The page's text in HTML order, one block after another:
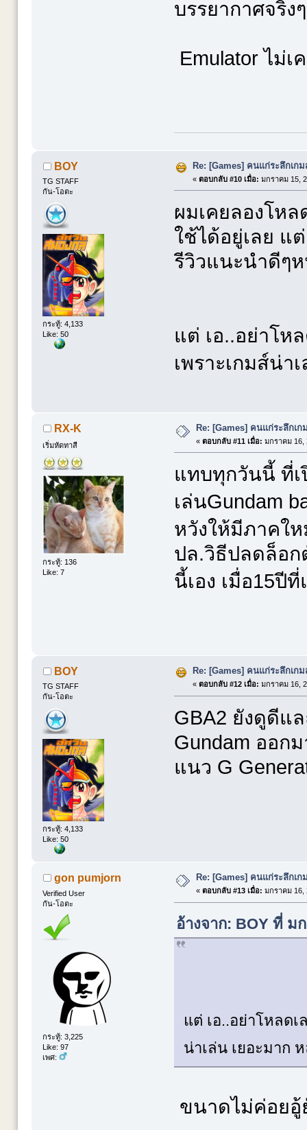
บรรยากาศจริง
Emulator ไม่เ
BOY
TG STAFF
กัน-โอตะ
กระทู้: 4,133
Like: 50
Re: [Games] คนแก่ระลึกเกม
« ตอบกลับ #10 เมื่อ: มกราคม 15,
ผมเคยลองโหล
ใช้ได้อยู่เลย แ
รีวิวแนะนำดีๆ
แต่ เอ..อย่าโห
เพราะเกมส์น่า
RX-K
เริ่มหัดทาสี
กระทู้: 136
Like: 7
Re: [Games] คนแก่ระลึกเก
« ตอบกลับ #11 เมื่อ: มกราคม 16,
แทบทุกวันนี้ ที่เ
เล่นGundam
หวังให้มีภาคใ
ปล.วิธีปลดล็อก
นี้เอง เมื่อ15ปี
BOY
TG STAFF
กัน-โอตะ
กระทู้: 4,133
Like: 50
Re: [Games] คนแก่ระลึกเกม
« ตอบกลับ #12 เมื่อ: มกราคม 16,
GBA2 ยังดูดีแ
Gundam ออก
แนว G
gon pumjorn
Verified User
กัน-โอตะ
กระทู้: 3,225
Like: 97
เพศ:
Re: [Games] คนแก่ระลึกเก
« ตอบกลับ #13 เมื่อ: มกราคม 16,
อ้างจาก: BOY ที่ ม
แต่ เอ..อย่าโหลด
น่าเล่น เยอะมาก
ขนาดไม่ค่อยอู้